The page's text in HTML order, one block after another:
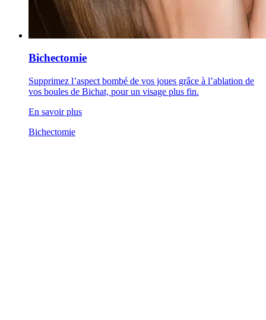
Bichectomie
Supprimez l’aspect bombé de vos joues grâce à l’ablation de
vos boules de Bichat, pour un visage plus fin.
En savoir plus
Bichectomie